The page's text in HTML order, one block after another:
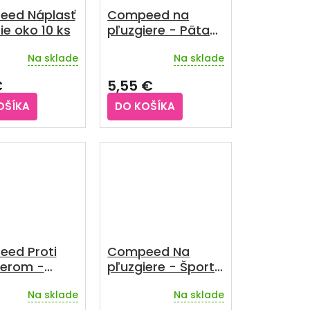
Náplasť
oko 10 ks
Na sklade
Compeed na
pľuzgiere - Päta
Na sklade
5,55 €
DO KOŠÍKA
Proti
-
8 ml
Na sklade
Compeed Na
pľuzgiere - Šport
Na sklade